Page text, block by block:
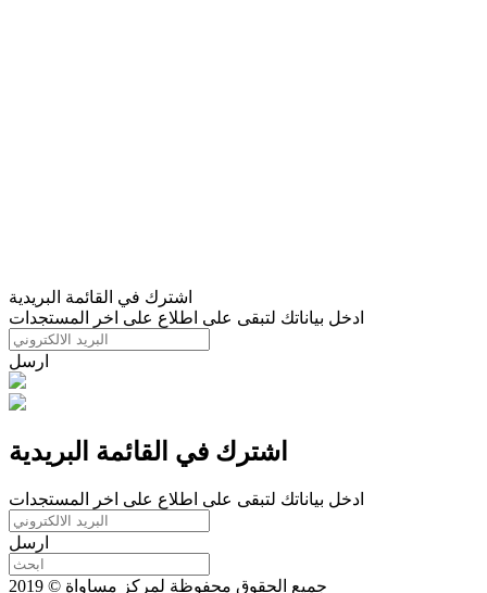
اشترك في القائمة البريدية
ادخل بياناتك لتبقى على اطلاع على اخر المستجدات
ارسل
اشترك في القائمة البريدية
ادخل بياناتك لتبقى على اطلاع على اخر المستجدات
ارسل
جميع الحقوق محفوظة لمركز مساواة © 2019